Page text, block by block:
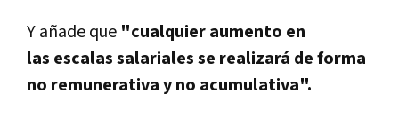
Y añade que "cualquier aumento en
las escalas salariales se realizará de forma
no remunerativa y no acumulativa".